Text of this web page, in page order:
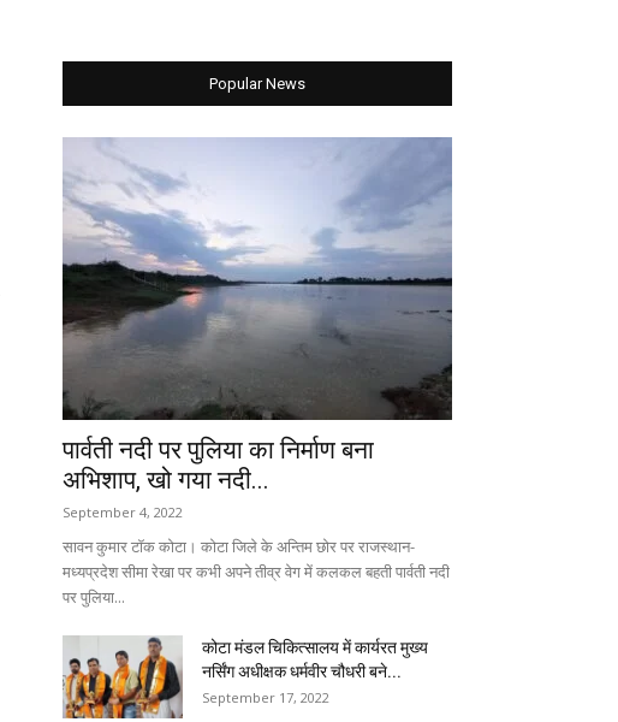
Popular News
पार्वती नदी पर पुलिया का निर्माण बना
अभिशाप, खो गया नदी...
September 4, 2022
सावन कुमार टॉक कोटा। कोटा जिले के अन्तिम छोर पर राजस्थान-
मध्यप्रदेश सीमा रेखा पर कभी अपने तीव्र वेग में कलकल बहती पार्वती नदी
पर पुलिया...
कोटा मंडल चिकित्सालय में कार्यरत मुख्य
नर्सिंग अधीक्षक धर्मवीर चौधरी बने...
September 17, 2022